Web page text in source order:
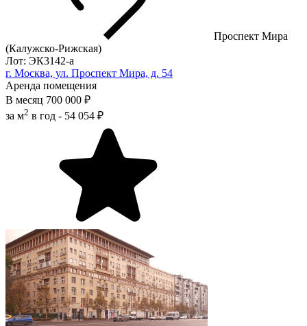
Проспект Мира
(Калужско-Рижская)
Лот: ЭК3142-a
г. Москва, ул. Проспект Мира, д. 54
Аренда помещения
В месяц 700 000 ₽
за м2 в год - 54 054 ₽